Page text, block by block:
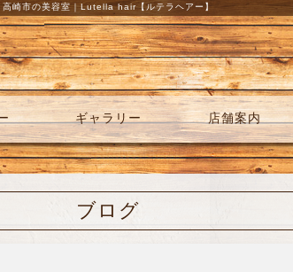
高崎市の美容室｜Lutella hair【ルテラヘアー】
ギャラリー 店舗案内
ブログ